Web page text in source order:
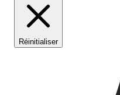
Réinitialiser